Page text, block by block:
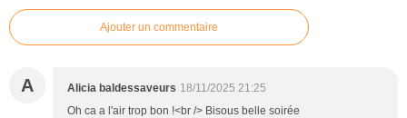
Ajouter un commentaire
A Alicia baldessaveurs 18/11/2025 21:25
Oh ca a l'air trop bon !<br /> Bisous belle soirée